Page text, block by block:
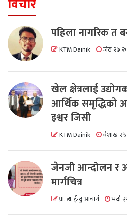
विचार
पहिला नागरिक त
KTM Dainik जेठ २७
खेल क्षेत्रलाई
आर्थिक समृद्धिको
इश्वर जिसी
KTM Dainik वैशाख २५
जेनजी आन्दोलन र
मार्गचित्र
प्रा. डा. ईन्दु आचार्य भदौ